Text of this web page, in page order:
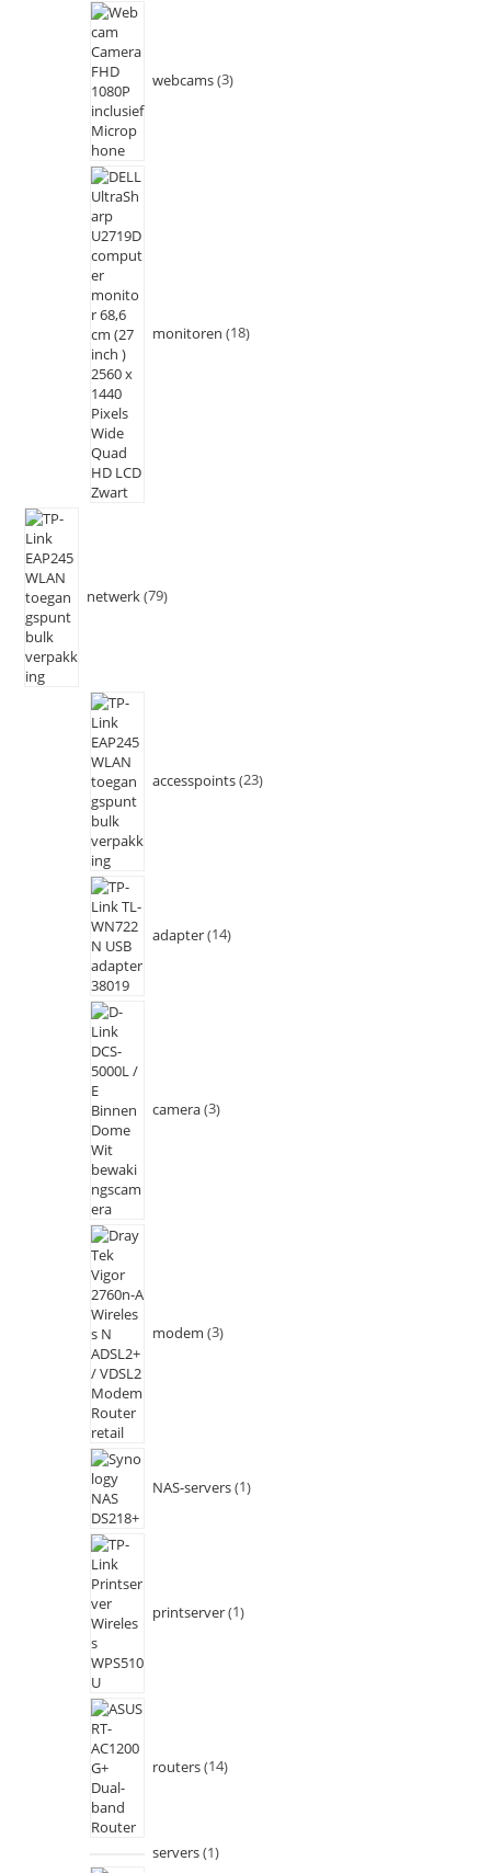
webcams 3
monitoren 18
netwerk 79
accesspoints 23
adapter 14
camera 3
modem 3
NAS-servers 1
printserver 1
routers 14
servers 1